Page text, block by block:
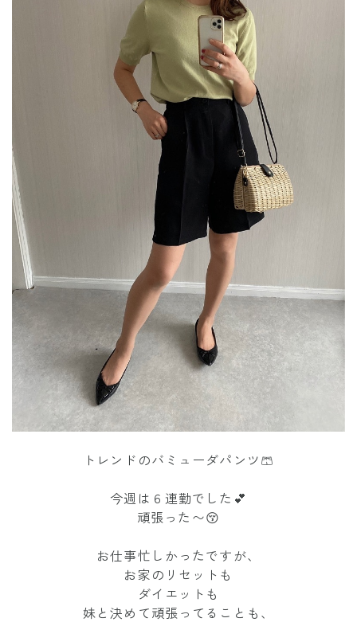
トレンドのバミューダパンツ🩳
今週は６連勤でした💕
頑張った〜😚
お仕事忙しかったですが、
お家のリセットも
ダイエットも
妹と決めて頑張ってることも、